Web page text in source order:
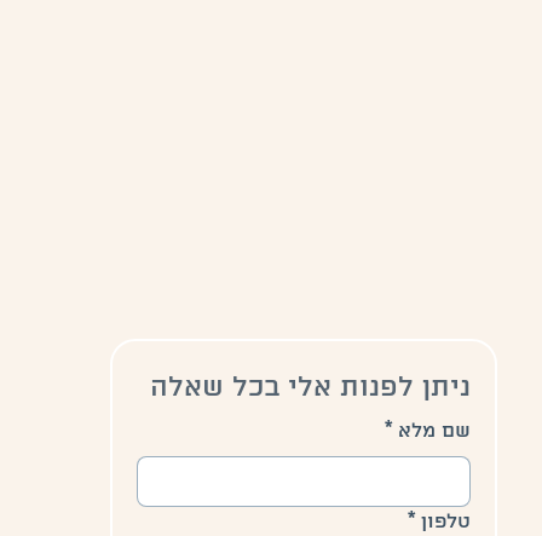
ניתן לפנות אלי בכל שאלה
שם מלא *
טלפון *